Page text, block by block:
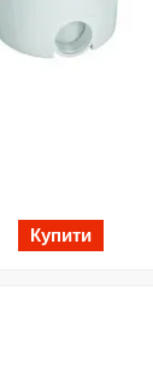
Купити